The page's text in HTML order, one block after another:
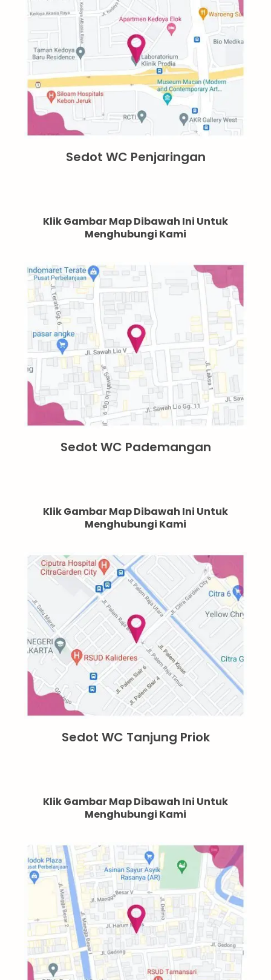
Sedot WC Penjaringan
Klik Gambar Map Dibawah Ini Untuk
Menghubungi Kami
Sedot WC Pademangan
Klik Gambar Map Dibawah Ini Untuk
Menghubungi Kami
Sedot WC Tanjung Priok
Klik Gambar Map Dibawah Ini Untuk
Menghubungi Kami